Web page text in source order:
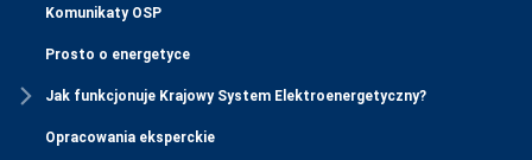
Komunikaty OSP
Prosto o energetyce
Jak funkcjonuje Krajowy System Elektroenergetyczny?
Opracowania eksperckie